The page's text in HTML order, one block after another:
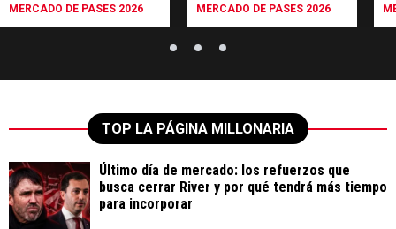
MERCADO DE PASES 2026 MERCADO DE PASES 2026
TOP LA PÁGINA MILLONARIA
Último día de mercado: los refuerzos que
busca cerrar River y por qué tendrá más tiempo
para incorporar